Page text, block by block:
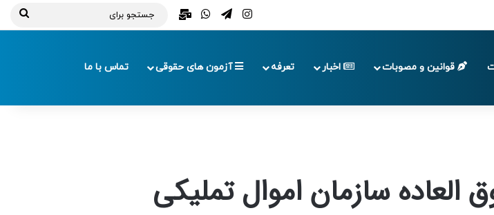
اینستاگرام
تلگرامواتس آپ
ایمیل
قوانین و مصوبات اخبار تعرفه آزمون های حقوقی تماس با ما
العاده سازمان اموال تملیکی